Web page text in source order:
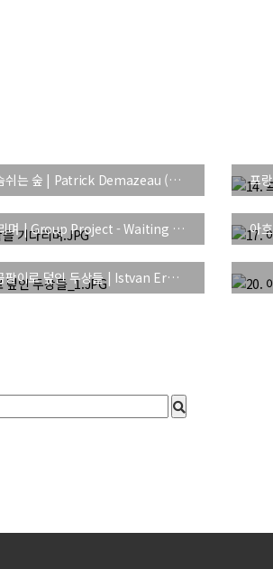
파트릭 데마제우 (프랑스) - 숨쉬는 숲 | Patrick Demazeau (France) - Breathing the forest
그룹 프로젝트 - 바람을 기다리며 | Group Project - Waiting for the wind
이스트반 에러스 (헝가리) - 곰팡이로 덮인 두상들 | Istvan Eross (Hungary) - MOULDED HEADS